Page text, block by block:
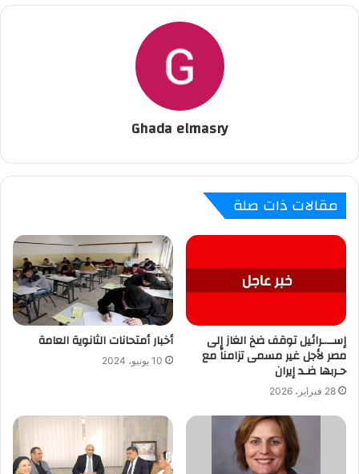
Ghada elmasry
مقالات ذات صلة
إســ.ـرائيل توقف ضخ الغاز إلى
مصر لأجل غير مسمى تزامناً مع
حـربها ضـد إيران
28 فبراير، 2026
أخبار أمتحانات الثانوية العامة
10 يونيو، 2024